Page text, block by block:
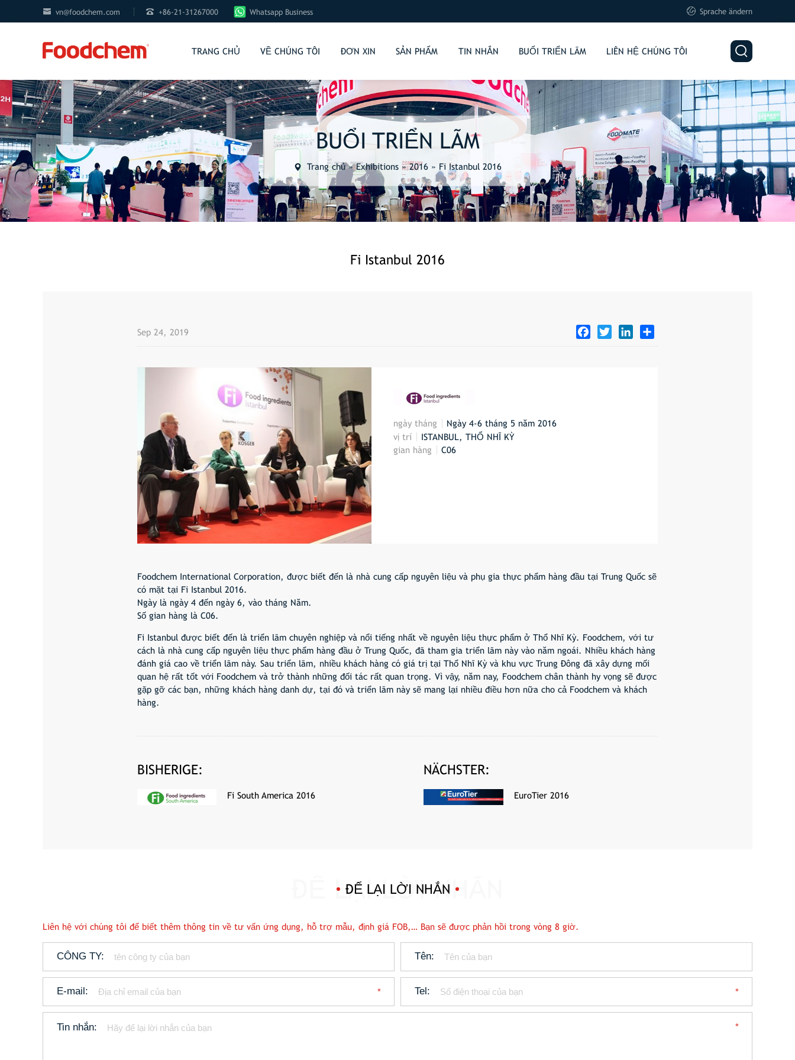
 vn@foodchem.com  +86-21-31267000 Whatsapp Business  Sprache ändern
TRANG CHỦ VỀ CHÚNG TÔI ĐƠN XIN SẢN PHẨM TIN NHẮN BUỔI TRIỂN LÃM LIÊN HỆ CHÚNG TÔI 
BUỔI TRIỂN LÃM
Trang chủ»Exhibitions»2016» Fi Istanbul 2016
Fi Istanbul 2016
Sep 24, 2019 FacebookTwitter LinkedIn
ngày tháng
Ngày 4-6 tháng 5 năm 2016
vị trí
ISTANBUL, THỔ NHĨ KỲ
gian hàng
C06
Foodchem International Corporation, được biết đến là nhà cung cấp nguyên liệu và phụ gia thực phẩm hàng đầu tại Trung Quốc sẽ
có mặt tại Fi Istanbul 2016.
Ngày là ngày 4 đến ngày 6, vào tháng Năm.
Số gian hàng là C06.
Fi Istanbul được biết đến là triển lãm chuyên nghiệp và nổi tiếng nhất về nguyên liệu thực phẩm ở Thổ Nhĩ Kỳ. Foodchem, với tư
cách là nhà cung cấp nguyên liệu thực phẩm hàng đầu ở Trung Quốc, đã tham gia triển lãm này vào năm ngoái. Nhiều khách hàng
đánh giá cao về triển lãm này. Sau triển lãm, nhiều khách hàng có giá trị tại Thổ Nhĩ Kỳ và khu vực Trung Đông đã xây dựng mối
quan hệ rất tốt với Foodchem và trở thành những đối tác rất quan trọng. Vì vậy, năm nay, Foodchem chân thành hy vọng sẽ được
gặp gỡ các bạn, những khách hàng danh dự, tại đó và triển lãm này sẽ mang lại nhiều điều hơn nữa cho cả Foodchem và khách
hàng.
BISHERIGE:
Fi South America 2016
NÄCHSTER:
EuroTier 2016
ĐỂ LẠI LỜI NHẮN
Liên hệ với chúng tôi để biết thêm thông tin về tư vấn ứng dụng, hỗ trợ mẫu, định giá FOB,… Bạn sẽ được phản hồi trong vòng 8 giờ.